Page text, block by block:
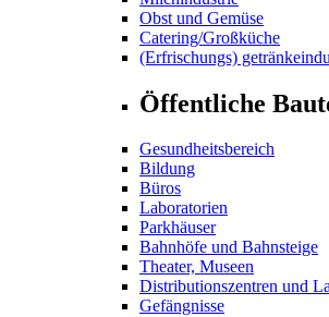
Obst und Gemüse
Catering/Großküche
(Erfrischungs)
Öffentliche
Gesundheitsbereich
Bildung
Büros
Laboratorien
Parkhäuser
Bahnhöfe und Bahnsteige
Theater, Museen
Distributionszentren und
Gefängnisse